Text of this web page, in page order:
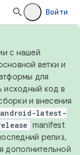
Войти
с нашей
ветки и
для
исходный код в
и внесения
android-latest-
manifest
релиз,
дополнительной